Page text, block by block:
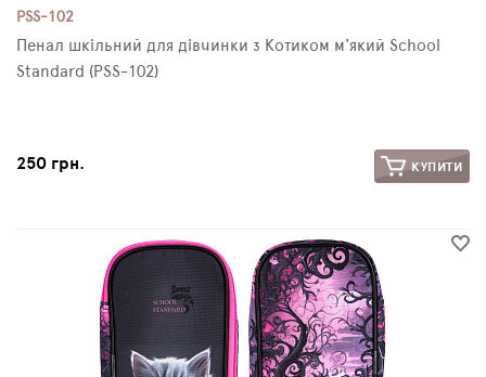
PSS-102
Пенал шкільний для дівчинки з Котиком м'який School
Standard (PSS-102)
250 грн. КУПИТИ